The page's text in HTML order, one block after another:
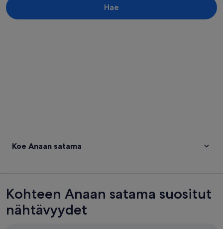
Hae
Koe Anaan satama
Kohteen Anaan satama suositut
nähtävyydet